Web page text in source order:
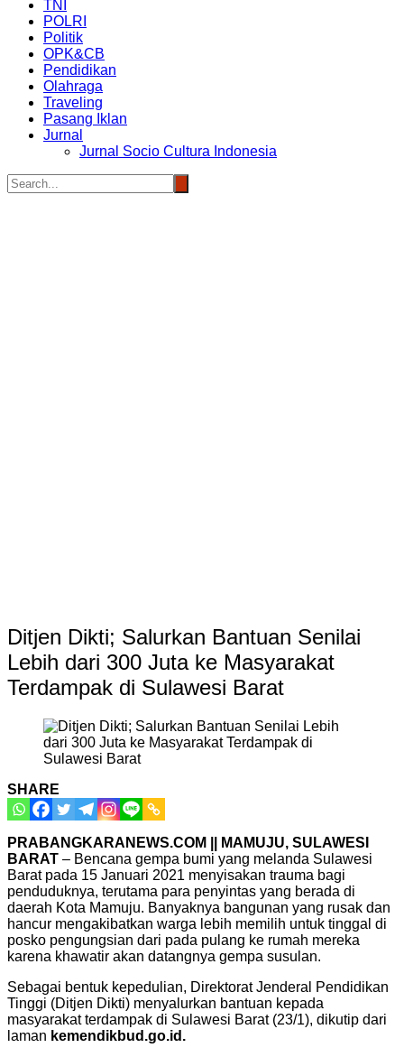
TNI
POLRI
Politik
OPK&CB
Pendidikan
Olahraga
Traveling
Pasang Iklan
Jurnal
Jurnal Socio Cultura Indonesia
Ditjen Dikti; Salurkan Bantuan Senilai
Lebih dari 300 Juta ke Masyarakat
Terdampak di Sulawesi Barat
SHARE
PRABANGKARANEWS.COM || MAMUJU, SULAWESI
BARAT – Bencana gempa bumi yang melanda Sulawesi
Barat pada 15 Januari 2021 menyisakan trauma bagi
penduduknya, terutama para penyintas yang berada di
daerah Kota Mamuju. Banyaknya bangunan yang rusak dan
hancur mengakibatkan warga lebih memilih untuk tinggal di
posko pengungsian dari pada pulang ke rumah mereka
karena khawatir akan datangnya gempa susulan.
Sebagai bentuk kepedulian, Direktorat Jenderal Pendidikan
Tinggi (Ditjen Dikti) menyalurkan bantuan kepada
masyarakat terdampak di Sulawesi Barat (23/1), dikutip dari
laman kemendikbud.go.id.